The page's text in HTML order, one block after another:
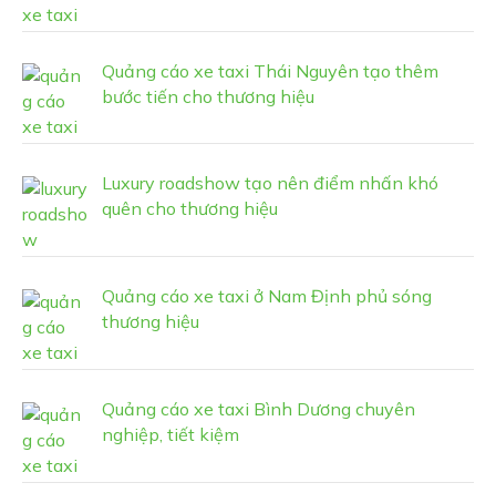
Quảng cáo xe taxi Thái Nguyên tạo thêm
bước tiến cho thương hiệu
Luxury roadshow tạo nên điểm nhấn khó
quên cho thương hiệu
Quảng cáo xe taxi ở Nam Định phủ sóng
thương hiệu
Quảng cáo xe taxi Bình Dương chuyên
nghiệp, tiết kiệm